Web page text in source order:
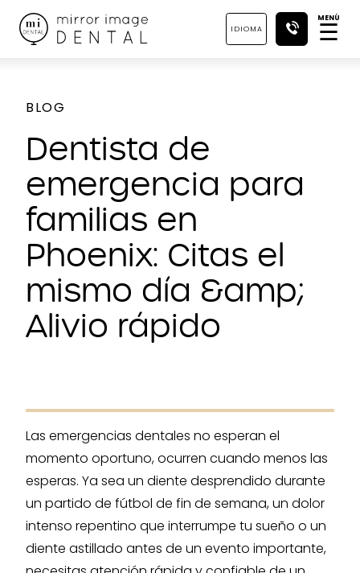
IDIOMA
MENÚ
☰
BLOG
Dentista de
emergencia para
familias en
Phoenix: Citas el
mismo día &amp;
Alivio rápido
Las emergencias dentales no esperan el
momento oportuno, ocurren cuando menos las
esperas. Ya sea un diente desprendido durante
un partido de fútbol de fin de semana, un dolor
intenso repentino que interrumpe tu sueño o un
diente astillado antes de un evento importante,